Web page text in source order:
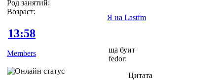
Род занятий:
Возраст:
Я на Lastfm
13:58
Members
ща буит
fedor:
Цитата